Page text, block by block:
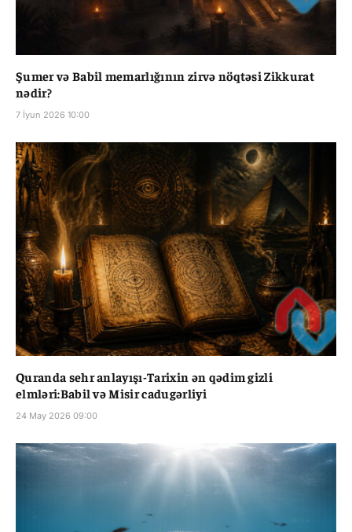
Şumer və Babil memarlığının zirvə nöqtəsi Zikkurat
nədir?
7 İyun 2026 10:00
Quranda sehr anlayışı-Tarixin ən qədim gizli
elmləri:Babil və Misir cadugərliyi
24 May 2026 09:00